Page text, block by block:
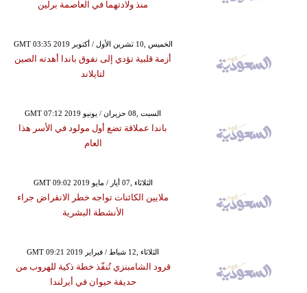
منذ ولادتهما في العاصمة برلين
GMT 03:35 2019 الخميس ,10 تشرين الأول / أكتوبر
أزمة قلبية تؤدي إلى نفوق باندا أهدته الصين
لتايلاند
GMT 07:12 2019 السبت ,08 حزيران / يونيو
باندا عملاقة تضع أول مولود في الأسر هذا
العام
GMT 09:02 2019 الثلاثاء ,07 أيار / مايو
ملايين الكائنات تواجه خطر الانقراض جراء
الأنشطة البشرية
GMT 09:21 2019 الثلاثاء ,12 شباط / فبراير
قرود الشامبنزي تُنفّذ خطة ذكية للهروب من
حديقة حيوان في أيرلندا